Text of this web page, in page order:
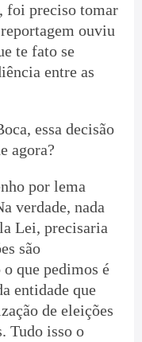
foi preciso tomar
ouviu
te fato se
entre as
essa decisão
agora?
por lema
verdade, nada
Lei, precisaria
são
o que pedimos é
entidade que
de eleições
Tudo isso o